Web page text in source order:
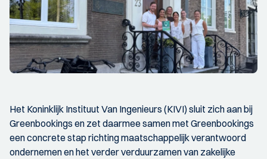
Het Koninklijk Instituut Van Ingenieurs (KIVI) sluit zich aan bij
Greenbookings en zet daarmee samen met Greenbookings
een concrete stap richting maatschappelijk verantwoord
ondernemen en het verder verduurzamen van zakelijke